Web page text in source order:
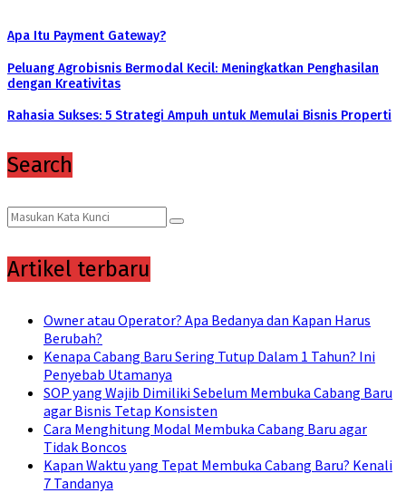
Apa Itu Payment Gateway?
Peluang Agrobisnis Bermodal Kecil: Meningkatkan Penghasilan
dengan Kreativitas
Rahasia Sukses: 5 Strategi Ampuh untuk Memulai Bisnis Properti
Search
Search
for:
Search
Artikel terbaru
Owner atau Operator? Apa Bedanya dan Kapan Harus
Berubah?
Kenapa Cabang Baru Sering Tutup Dalam 1 Tahun? Ini
Penyebab Utamanya
SOP yang Wajib Dimiliki Sebelum Membuka Cabang Baru
agar Bisnis Tetap Konsisten
Cara Menghitung Modal Membuka Cabang Baru agar
Tidak Boncos
Kapan Waktu yang Tepat Membuka Cabang Baru? Kenali
7 Tandanya